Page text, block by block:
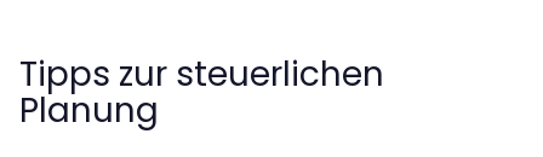
Tipps zur steuerlichen
Planung